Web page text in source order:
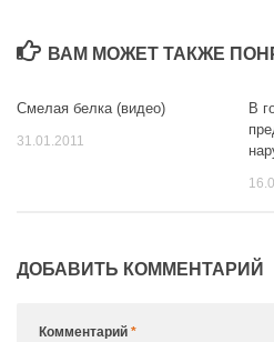
ВАМ МОЖЕТ ТАКЖЕ
Смелая белка (видео)
31.01.2011
В
ДОБАВИТЬ КОММЕНТАРИЙ
Комментарий *